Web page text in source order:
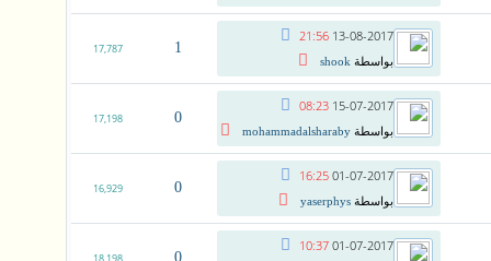
13-08-2017
21:56
بواسطة shook
1
17,787
15-07-2017
08:23
بواسطة mohammadalsharaby
0
17,198
01-07-2017
16:25
بواسطة yaserphys
0
16,929
01-07-2017
10:37
0